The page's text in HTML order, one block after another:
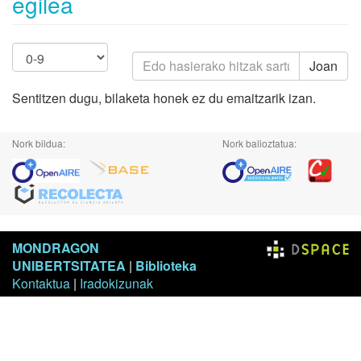
Joan
Sentitzen dugu, bilaketa honek ez du emaitzarik izan.
Nork bildua: Nork balioztatua:
MONDRAGON
UNIBERTSITATEA | Biblioteka
Kontaktua | Iradokizunak